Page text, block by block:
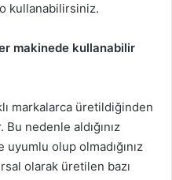
kullanabilirsiniz.
makinede kullanabilir
markalarca üretildiğinden
Bu nedenle aldığınız
uyumlu olup olmadığınız
olarak üretilen bazı